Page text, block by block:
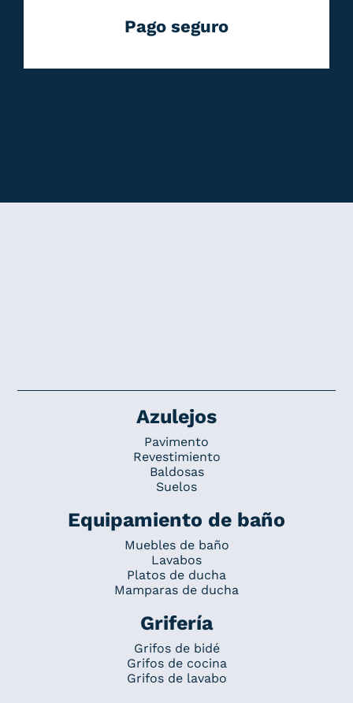
Pago seguro
Azulejos
Pavimento
Revestimiento
Baldosas
Suelos
Equipamiento de baño
Muebles de baño
Lavabos
Platos de ducha
Mamparas de ducha
Grifería
Grifos de bidé
Grifos de cocina
Grifos de lavabo